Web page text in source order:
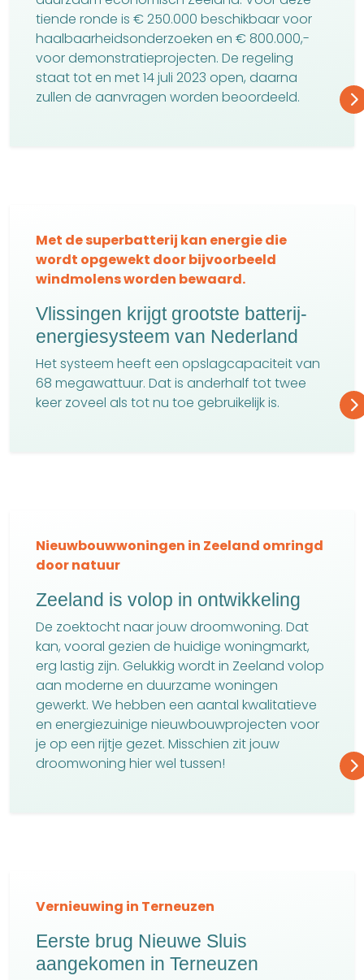
tiende ronde is € 250.000 beschikbaar voor
haalbaarheidsonderzoeken en € 800.000,-
voor demonstratieprojecten. De regeling
staat tot en met 14 juli 2023 open, daarna
zullen de aanvragen worden beoordeeld.
Met de superbatterij kan energie die
wordt opgewekt door bijvoorbeeld
windmolens worden bewaard.
Vlissingen krijgt grootste batterij-
energiesysteem van Nederland
Het systeem heeft een opslagcapaciteit van
68 megawattuur. Dat is anderhalf tot twee
keer zoveel als tot nu toe gebruikelijk is.
Nieuwbouwwoningen in Zeeland omringd
door natuur
Zeeland is volop in ontwikkeling
De zoektocht naar jouw droomwoning. Dat
kan, vooral gezien de huidige woningmarkt,
erg lastig zijn. Gelukkig wordt in Zeeland volop
aan moderne en duurzame woningen
gewerkt. We hebben een aantal kwalitatieve
en energiezuinige nieuwbouwprojecten voor
je op een rijtje gezet. Misschien zit jouw
droomwoning hier wel tussen!
Vernieuwing in Terneuzen
Eerste brug Nieuwe Sluis
aangekomen in Terneuzen